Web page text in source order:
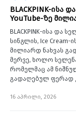
BLACKPINK-ისა
YouTube-ზე
BLACKPINK-ისა და
სინგლის, Ice Cream-
მილიარდ ნახვას
მერვე, ხოლო
რომელმაც ამ
გადაღებულ ფერად
16 აპრილი, 2026